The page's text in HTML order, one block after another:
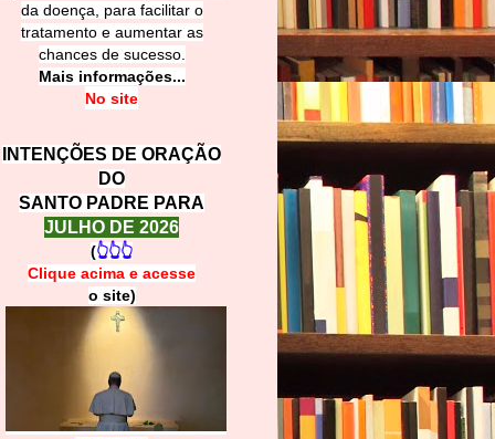
da doença, para facilitar o
tratamento e aumentar as
chances de sucesso.
Mais informações...
No site
INTENÇÕES DE ORAÇÃO
DO
SANTO PADRE PARA
JULHO DE 2026
(👆👆👆
Clique acima e acesse
o site)